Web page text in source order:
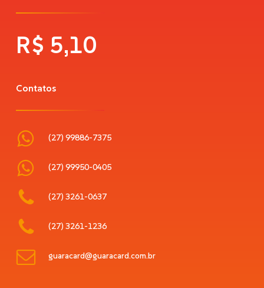
R$ 5,10
Contatos
(27) 99886-7375
(27) 99950-0405
(27) 3261-0637
(27) 3261-1236
guaracard@guaracard.com.br